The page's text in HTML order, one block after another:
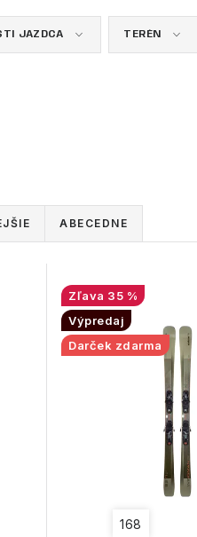
JAZDCA TERÉN
ABECEDNE
35 %
Výpredaj
Darček zdarma
168